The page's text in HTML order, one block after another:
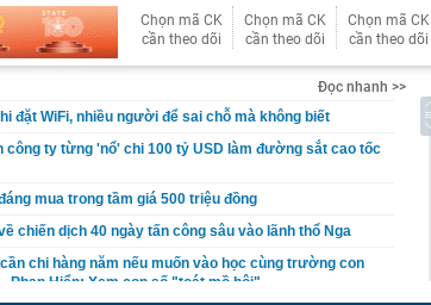
Chọn mã CK
cần theo dõi
Chọn mã CK
cần theo dõi
Chọn mã CK
cần theo dõi
Đọc nhanh >>
đặt WiFi, nhiều người để sai chỗ mà không biết
công ty từng 'nổ' chi 100 tỷ USD làm đường sắt cao tốc
mua trong tầm giá 500 triệu đồng
chiến dịch 40 ngày tấn công sâu vào lãnh thổ Nga
chi hàng năm nếu muốn vào học cùng trường con
Phan Hiển: Xem con số "toát mồ hôi"